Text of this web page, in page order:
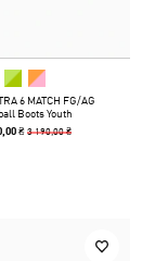
6 MATCH FG/AG
Boots Youth
₴3 190,00 ₴